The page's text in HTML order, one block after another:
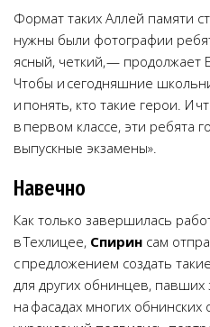
Формат таких Аллей памяти
нужны были фотографии
ясный, четкий, — продолжает
Чтобы и сегодняшние
и понять, кто такие герои. И
в первом классе, эти ребята
выпускные экзамены».
Навечно
Как только завершилась
в Техлицее, Спирин сам
с предложением создать
для других обнинцев, павших
на фасадах многих